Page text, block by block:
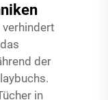
der
in